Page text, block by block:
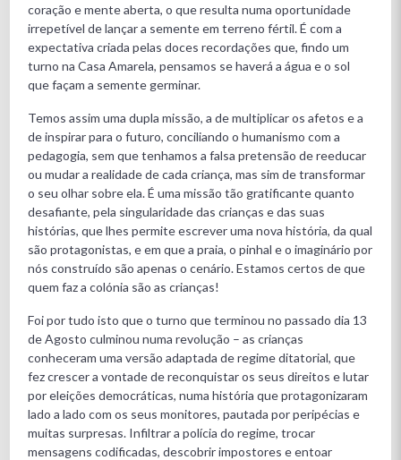
coração e mente aberta, o que resulta numa oportunidade
irrepetível de lançar a semente em terreno fértil. É com a
expectativa criada pelas doces recordações que, findo um
turno na Casa Amarela, pensamos se haverá a água e o sol
que façam a semente germinar.
Temos assim uma dupla missão, a de multiplicar os afetos e a
de inspirar para o futuro, conciliando o humanismo com a
pedagogia, sem que tenhamos a falsa pretensão de reeducar
ou mudar a realidade de cada criança, mas sim de transformar
o seu olhar sobre ela. É uma missão tão gratificante quanto
desafiante, pela singularidade das crianças e das suas
histórias, que lhes permite escrever uma nova história, da qual
são protagonistas, e em que a praia, o pinhal e o imaginário por
nós construído são apenas o cenário. Estamos certos de que
quem faz a colónia são as crianças!
Foi por tudo isto que o turno que terminou no passado dia 13
de Agosto culminou numa revolução – as crianças
conheceram uma versão adaptada de regime ditatorial, que
fez crescer a vontade de reconquistar os seus direitos e lutar
por eleições democráticas, numa história que protagonizaram
lado a lado com os seus monitores, pautada por peripécias e
muitas surpresas. Infiltrar a polícia do regime, trocar
mensagens codificadas, descobrir impostores e entoar